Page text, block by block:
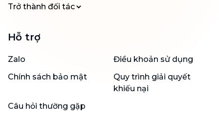
Trở thành đối tác
Hỗ trợ
Zalo
Điều khoản sử dụng
Chính sách bảo mật
Quy trình giải quyết
khiếu nại
Câu hỏi thường gặp